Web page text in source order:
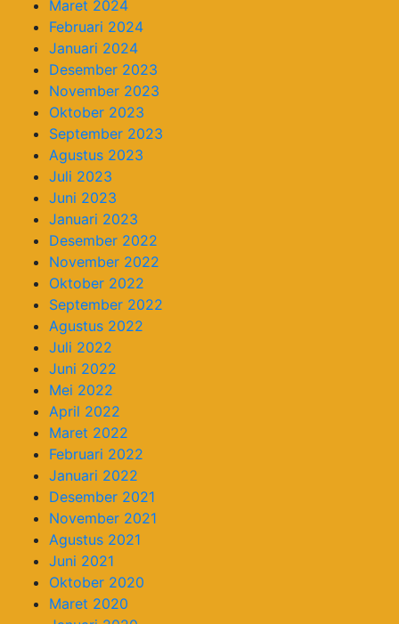
Maret 2024
Februari 2024
Januari 2024
Desember 2023
November 2023
Oktober 2023
September 2023
Agustus 2023
Juli 2023
Juni 2023
Januari 2023
Desember 2022
November 2022
Oktober 2022
September 2022
Agustus 2022
Juli 2022
Juni 2022
Mei 2022
April 2022
Maret 2022
Februari 2022
Januari 2022
Desember 2021
November 2021
Agustus 2021
Juni 2021
Oktober 2020
Maret 2020